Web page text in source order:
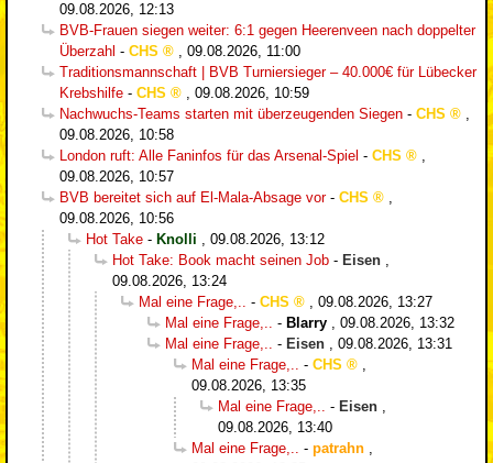
09.08.2026, 12:13
BVB-Frauen siegen weiter: 6:1 gegen Heerenveen nach doppelter
Überzahl - CHS , 09.08.2026, 11:00
Traditionsmannschaft | BVB Turniersieger – 40.000€ für Lübecker
Krebshilfe - CHS , 09.08.2026, 10:59
Nachwuchs-Teams starten mit überzeugenden Siegen - CHS
,
09.08.2026, 10:58
London ruft: Alle Faninfos für das Arsenal-Spiel - CHS
,
09.08.2026, 10:57
BVB bereitet sich auf El-Mala-Absage vor- CHS
,
09.08.2026, 10:56
Hot Take - Knolli , 09.08.2026, 13:12
Hot Take: Book macht seinen Job - Eisen ,
09.08.2026, 13:24
Mal eine Frage,.. - CHS , 09.08.2026, 13:27
Mal eine Frage,.. - Blarry , 09.08.2026, 13:32
Mal eine Frage,.. - Eisen , 09.08.2026, 13:31
Mal eine Frage,.. - CHS
,
09.08.2026, 13:35
Mal eine Frage,.. - Eisen ,
09.08.2026, 13:40
Mal eine Frage,.. - patrahn ,